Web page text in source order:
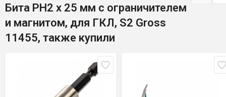
Бита PH2 x 25 мм с ограничителем
и магнитом, для ГКЛ, S2 Gross
11455, также купили